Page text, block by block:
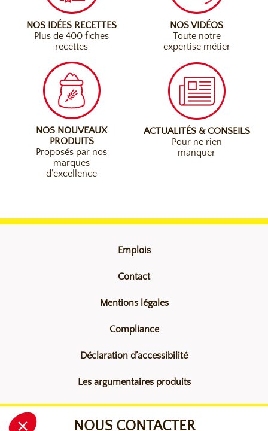
NOUS CONTACTER
NOS IDÉES RECETTES
Plus de 400 fiches
recettes
NOS VIDÉOS
Toute notre
expertise métier
NOS NOUVEAUX
PRODUITS
Proposés par nos
marques
d’excellence
ACTUALITÉS & CONSEILS
Pour ne rien
manquer
Emplois
Contact
Mentions légales
Compliance
Déclaration d’accessibilité
Les argumentaires produits